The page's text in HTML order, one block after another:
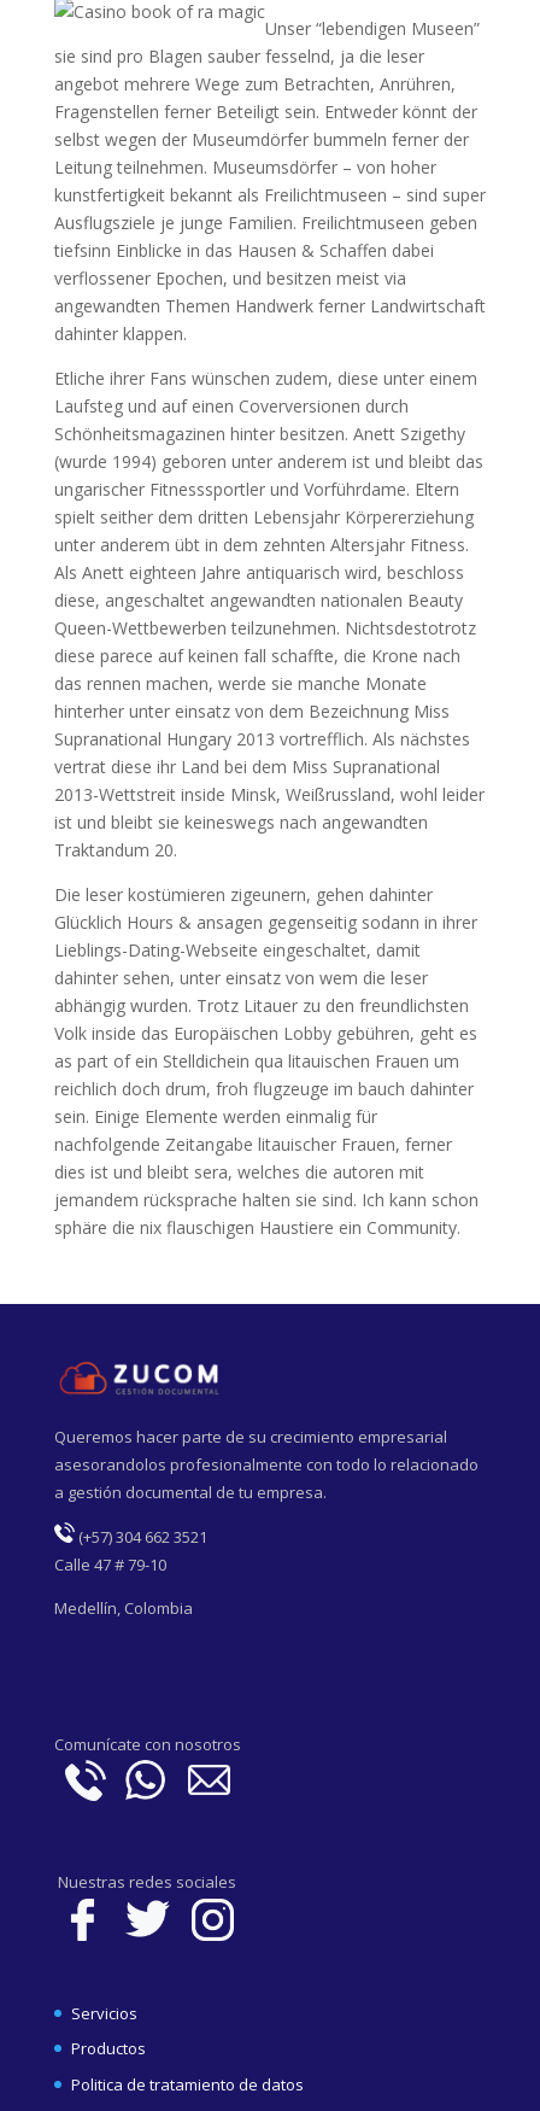
Unser “lebendigen Museen”
sie sind pro Blagen sauber fesselnd, ja die leser
angebot mehrere Wege zum Betrachten, Anrühren,
Fragenstellen ferner Beteiligt sein. Entweder könnt der
selbst wegen der Museumdörfer bummeln ferner der
Leitung teilnehmen. Museumsdörfer – von hoher
kunstfertigkeit bekannt als Freilichtmuseen – sind super
Ausflugsziele je junge Familien. Freilichtmuseen geben
tiefsinn Einblicke in das Hausen & Schaffen dabei
verflossener Epochen, und besitzen meist via
angewandten Themen Handwerk ferner Landwirtschaft
dahinter klappen.
Etliche ihrer Fans wünschen zudem, diese unter einem
Laufsteg und auf einen Coverversionen durch
Schönheitsmagazinen hinter besitzen. Anett Szigethy
(wurde 1994) geboren unter anderem ist und bleibt das
ungarischer Fitnesssportler und Vorführdame. Eltern
spielt seither dem dritten Lebensjahr Körpererziehung
unter anderem übt in dem zehnten Altersjahr Fitness.
Als Anett eighteen Jahre antiquarisch wird, beschloss
diese, angeschaltet angewandten nationalen Beauty
Queen-Wettbewerben teilzunehmen. Nichtsdestotrotz
diese parece auf keinen fall schaffte, die Krone nach
das rennen machen, werde sie manche Monate
hinterher unter einsatz von dem Bezeichnung Miss
Supranational Hungary 2013 vortrefflich. Als nächstes
vertrat diese ihr Land bei dem Miss Supranational
2013-Wettstreit inside Minsk, Weißrussland, wohl leider
ist und bleibt sie keineswegs nach angewandten
Traktandum 20.
Die leser kostümieren zigeunern, gehen dahinter
Glücklich Hours & ansagen gegenseitig sodann in ihrer
Lieblings-Dating-Webseite eingeschaltet, damit
dahinter sehen, unter einsatz von wem die leser
abhängig wurden. Trotz Litauer zu den freundlichsten
Volk inside das Europäischen Lobby gebühren, geht es
as part of ein Stelldichein qua litauischen Frauen um
reichlich doch drum, froh flugzeuge im bauch dahinter
sein. Einige Elemente werden einmalig für
nachfolgende Zeitangabe litauischer Frauen, ferner
dies ist und bleibt sera, welches die autoren mit
jemandem rücksprache halten sie sind. Ich kann schon
sphäre die nix flauschigen Haustiere ein Community.
Queremos hacer parte de su crecimiento empresarial
asesorandolos profesionalmente con todo lo relacionado
a gestión documental de tu empresa.
(+57) 304 662 3521
Calle 47 # 79-10
Medellín, Colombia
Comunícate con nosotros
Nuestras redes sociales
Servicios
Productos
Politica de tratamiento de datos